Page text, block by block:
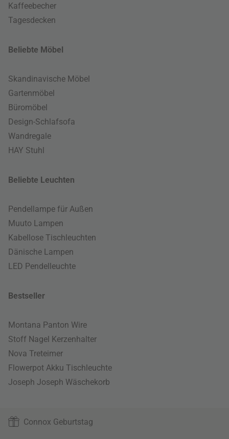
Kaffeebecher
Tagesdecken
Beliebte Möbel
Skandinavische Möbel
Gartenmöbel
Büromöbel
Design-Schlafsofa
Wandregale
HAY Stuhl
Beliebte Leuchten
Pendellampe für Außen
Muuto Lampen
Kabellose Tischleuchten
Dänische Lampen
LED Pendelleuchte
Bestseller
Montana Panton Wire
Stoff Nagel Kerzenhalter
Nova Treteimer
Flowerpot Akku Tischleuchte
Joseph Joseph Wäschekorb
Connox Geburtstag